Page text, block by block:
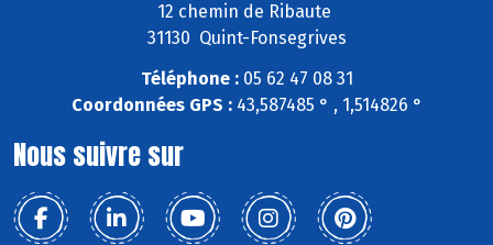
12 chemin de Ribaute
31130 Quint-Fonsegrives
Téléphone :05 62 47 08 31
Coordonnées GPS :43,587485 ° , 1,514826 °
Nous suivre sur